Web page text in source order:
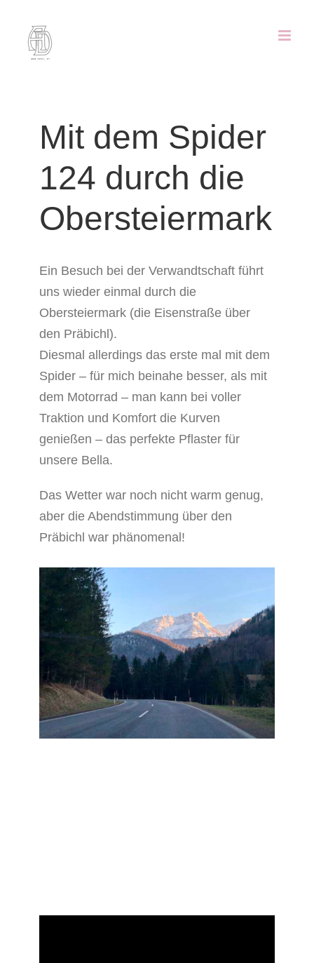
Inhalt
springen
Mit dem Spider
124 durch die
Obersteiermark
Ein Besuch bei der Verwandtschaft führt
uns wieder einmal durch die
Obersteiermark (die Eisenstraße über
den Präbichl).
Diesmal allerdings das erste mal mit dem
Spider – für mich beinahe besser, als mit
dem Motorrad – man kann bei voller
Traktion und Komfort die Kurven
genießen – das perfekte Pflaster für
unsere Bella.
Das Wetter war noch nicht warm genug,
aber die Abendstimmung über den
Präbichl war phänomenal!